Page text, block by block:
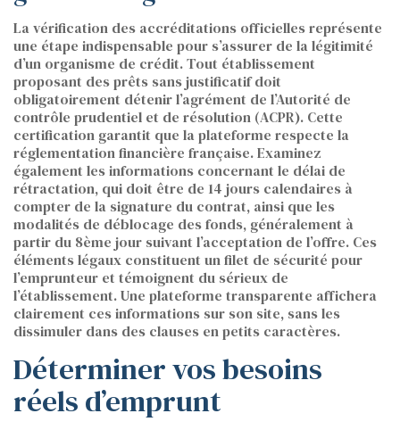
La vérification des accréditations officielles représente
une étape indispensable pour s’assurer de la légitimité
d’un organisme de crédit. Tout établissement
proposant des prêts sans justificatif doit
obligatoirement détenir l’agrément de l’Autorité de
contrôle prudentiel et de résolution (ACPR). Cette
certification garantit que la plateforme respecte la
réglementation financière française. Examinez
également les informations concernant le délai de
rétractation, qui doit être de 14 jours calendaires à
compter de la signature du contrat, ainsi que les
modalités de déblocage des fonds, généralement à
partir du 8ème jour suivant l’acceptation de l’offre. Ces
éléments légaux constituent un filet de sécurité pour
l’emprunteur et témoignent du sérieux de
l’établissement. Une plateforme transparente affichera
clairement ces informations sur son site, sans les
dissimuler dans des clauses en petits caractères.
Déterminer vos besoins
réels d’emprunt